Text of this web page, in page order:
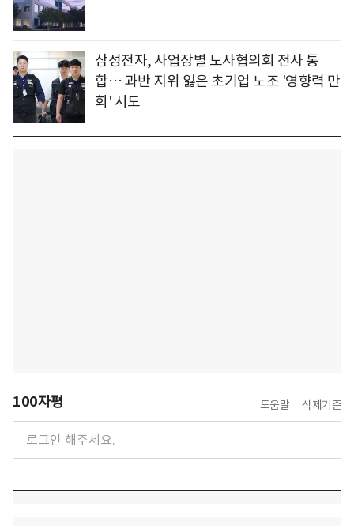
삼성전자, 사업장별 노사협의회 전사 통
합… 과반 지위 잃은 초기업 노조 '영향력 만
회' 시도
100자평 도움말 삭제기준